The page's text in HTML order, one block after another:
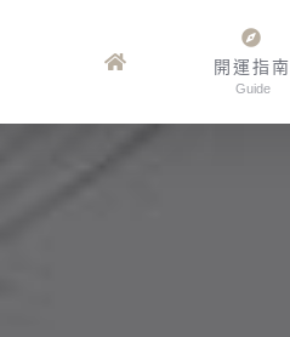
開運指南
Guide